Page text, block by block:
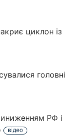
циклон із
головні
РФ і
відео